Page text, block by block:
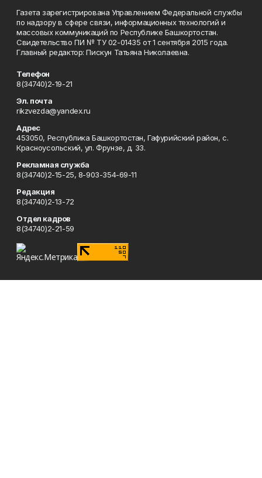
Газета зарегистрирована Управлением Федеральной службы
по надзору в сфере связи, информационных технологий и
массовых коммуникаций по Республике Башкортостан.
Свидетельство ПИ № ТУ 02-01435 от 1 сентября 2015 года.
Главный редактор: Пискун Татьяна Николаевна.
Телефон
8(34740)2-19-21
Эл. почта
rikzvezda@yandex.ru
Адрес
453050, Республика Башкортостан, Гафурийский район, с.
Красноусольский, ул. Фрунзе, д. 33.
Рекламная служба
8(34740)2-15-25, 8-903-354-69-11
Редакция
8(34740)2-13-72
Отдел кадров
8(34740)2-21-59